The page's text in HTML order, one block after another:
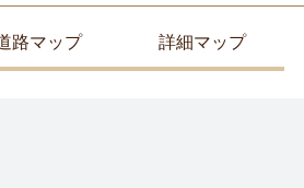
路マップ 詳細マップ